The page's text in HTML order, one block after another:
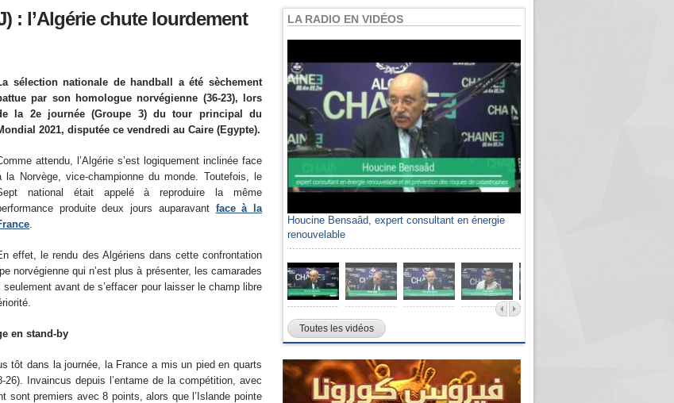
: l’Algérie chute lourdement
sélection nationale de handball a été sèchement
par son homologue norvégienne (36-23), lors
la 2e journée (Groupe 3) du tour principal du
2021, disputée ce vendredi au Caire (Egypte).
attendu, l’Algérie s’est logiquement inclinée face
la Norvège, vice-championne du monde. Toutefois, le
national était appelé à reproduire la même
produite deux jours auparavant face à la
.
effet, le rendu des Algériens dans cette confrontation
norvégienne qui n’est plus à présenter, les camarades
avant de s’effacer pour laisser le champ libre
en stand-by
tôt dans la journée, la France a mis un pied en quarts
Invaincus depuis l’entame de la compétition, avec
premiers avec 8 points, alors que l’Islande pointe
LA RADIO EN VIDÉOS
Houcine Bensaâd, expert consultant en énergie
renouvelable
Toutes les vidéos